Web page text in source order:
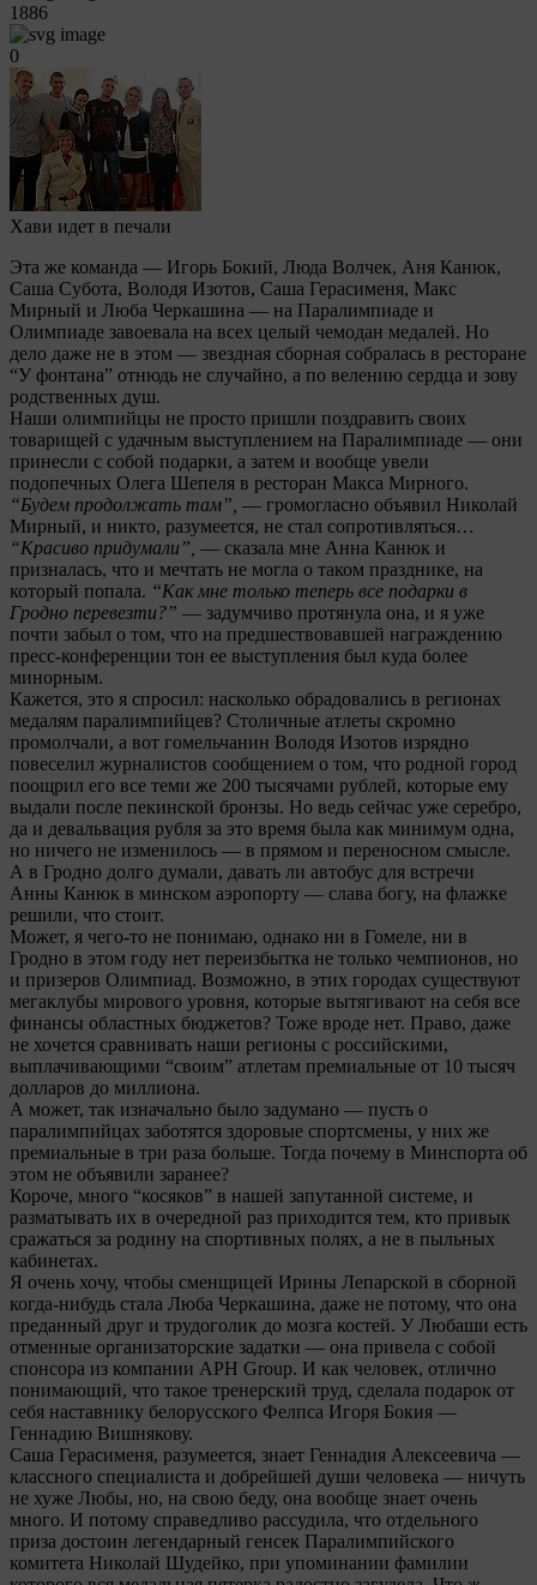
1886
0
Хави идет в печали
Эта же команда — Игорь Бокий, Люда Волчек, Аня Канюк,
Саша Субота, Володя Изотов, Саша Герасименя, Макс
Мирный и Люба Черкашина — на Паралимпиаде и
Олимпиаде завоевала на всех целый чемодан медалей. Но
дело даже не в этом — звездная сборная собралась в ресторане
“У фонтана” отнюдь не случайно, а по велению сердца и зову
родственных душ.
Наши олимпийцы не просто пришли поздравить своих
товарищей с удачным выступлением на Паралимпиаде — они
принесли с собой подарки, а затем и вообще увели
подопечных Олега Шепеля в ресторан Макса Мирного.
“Будем продолжать там”, — громогласно объявил Николай
Мирный, и никто, разумеется, не стал сопротивляться…
“Красиво придумали”, — сказала мне Анна Канюк и
призналась, что и мечтать не могла о таком празднике, на
который попала. “Как мне только теперь все подарки в
Гродно перевезти?” — задумчиво протянула она, и я уже
почти забыл о том, что на предшествовавшей награждению
пресс-конференции тон ее выступления был куда более
минорным.
Кажется, это я спросил: насколько обрадовались в регионах
медалям паралимпийцев? Столичные атлеты скромно
промолчали, а вот гомельчанин Володя Изотов изрядно
повеселил журналистов сообщением о том, что родной город
поощрил его все теми же 200 тысячами рублей, которые ему
выдали после пекинской бронзы. Но ведь сейчас уже серебро,
да и девальвация рубля за это время была как минимум одна,
но ничего не изменилось — в прямом и переносном смысле.
А в Гродно долго думали, давать ли автобус для встречи
Анны Канюк в минском аэропорту — слава богу, на флажке
решили, что стоит.
Может, я чего-то не понимаю, однако ни в Гомеле, ни в
Гродно в этом году нет переизбытка не только чемпионов, но
и призеров Олимпиад. Возможно, в этих городах существуют
мегаклубы мирового уровня, которые вытягивают на себя все
финансы областных бюджетов? Тоже вроде нет. Право, даже
не хочется сравнивать наши регионы с российскими,
выплачивающими “своим” атлетам премиальные от 10 тысяч
долларов до миллиона.
А может, так изначально было задумано — пусть о
паралимпийцах заботятся здоровые спортсмены, у них же
премиальные в три раза больше. Тогда почему в Минспорта об
этом не объявили заранее?
Короче, много “косяков” в нашей запутанной системе, и
разматывать их в очередной раз приходится тем, кто привык
сражаться за родину на спортивных полях, а не в пыльных
кабинетах.
Я очень хочу, чтобы сменщицей Ирины Лепарской в сборной
когда-нибудь стала Люба Черкашина, даже не потому, что она
преданный друг и трудоголик до мозга костей. У Любаши есть
отменные организаторские задатки — она привела с собой
спонсора из компании APH Group. И как человек, отлично
понимающий, что такое тренерский труд, сделала подарок от
себя наставнику белорусского Фелпса Игоря Бокия —
Геннадию Вишнякову.
Саша Герасименя, разумеется, знает Геннадия Алексеевича —
классного специалиста и добрейшей души человека — ничуть
не хуже Любы, но, на свою беду, она вообще знает очень
много. И потому справедливо рассудила, что отдельного
приза достоин легендарный генсек Паралимпийского
комитета Николай Шудейко, при упоминании фамилии